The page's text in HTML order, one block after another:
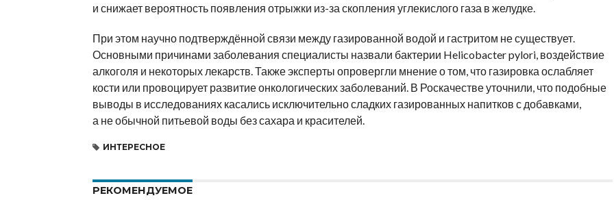
и снижает вероятность появления отрыжки из-за скопления углекислого газа в желудке.
При этом научно подтверждённой связи между газированной водой и гастритом не существует.
Основными причинами заболевания специалисты назвали бактерии Helicobacter pylori, воздействие
алкоголя и некоторых лекарств. Также эксперты опровергли мнение о том, что газировка ослабляет
кости или провоцирует развитие онкологических заболеваний. В Роскачестве уточнили, что подобные
выводы в исследованиях касались исключительно сладких газированных напитков с добавками,
а не обычной питьевой воды без сахара и красителей.
ИНТЕРЕСНОЕ
РЕКОМЕНДУЕМОЕ